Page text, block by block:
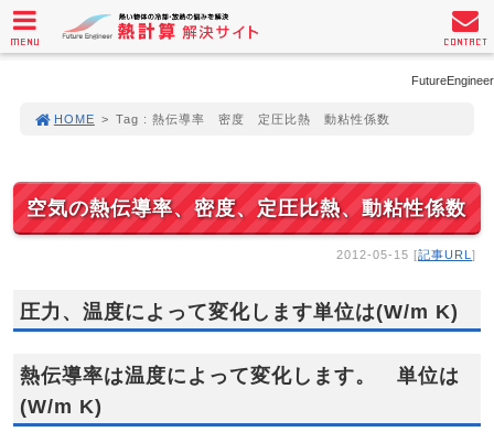
FutureEngineer
HOME > Tag : 熱伝導率 密度 定圧比熱 動粘性係数
空気の熱伝導率、密度、定圧比熱、動粘性係数
2012-05-15 [記事URL ]
圧力、温度によって変化します単位は(W/m K)
熱伝導率は温度によって変化します。 単位は
(W/m K)
MENU CONTACT